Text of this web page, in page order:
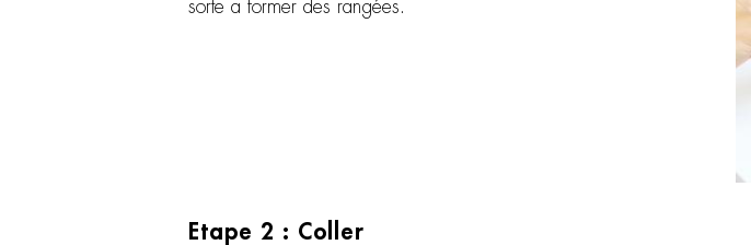
sorte a former des rangées.
Etape 2 : Coller